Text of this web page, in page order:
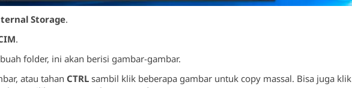
Storage.
.
folder, ini akan berisi gambar-gambar.
atau tahan CTRL sambil klik beberapa gambar untuk copy massal. Bisa juga klik